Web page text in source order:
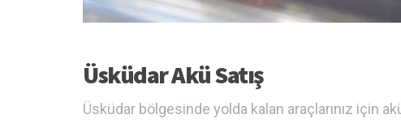
Üsküdar Akü Satış
Üsküdar bölgesinde yolda kalan araçlarınız için